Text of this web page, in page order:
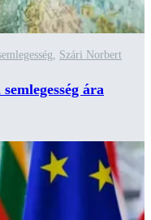
, Szári Norbert
ára